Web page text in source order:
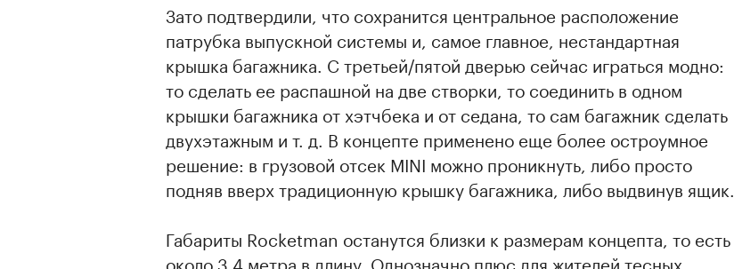
Зато подтвердили, что сохранится центральное расположение
патрубка выпускной системы и, самое главное, нестандартная
крышка багажника. С третьей/пятой дверью сейчас играться модно:
то сделать ее распашной на две створки, то соединить в одном
крышки багажника от хэтчбека и от седана, то сам багажник сделать
двухэтажным и т. д. В концепте применено еще более остроумное
решение: в грузовой отсек MINI можно проникнуть, либо просто
подняв вверх традиционную крышку багажника, либо выдвинув ящик.
Габариты Rocketman останутся близки к размерам концепта, то есть
около 3,4 метра в длину. Однозначно плюс для жителей тесных